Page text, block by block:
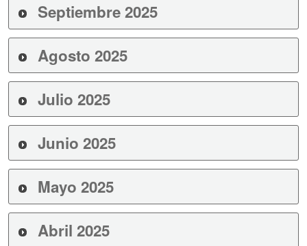
Septiembre 2025
Agosto 2025
Julio 2025
Junio 2025
Mayo 2025
Abril 2025